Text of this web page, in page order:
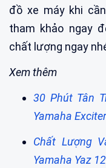
đồ xe máy khi
tham khảo ngay
chất lượng ngay
Xem thêm
30 Phút Tân
Yamaha
Chất Lượng
Yamaha Yaz